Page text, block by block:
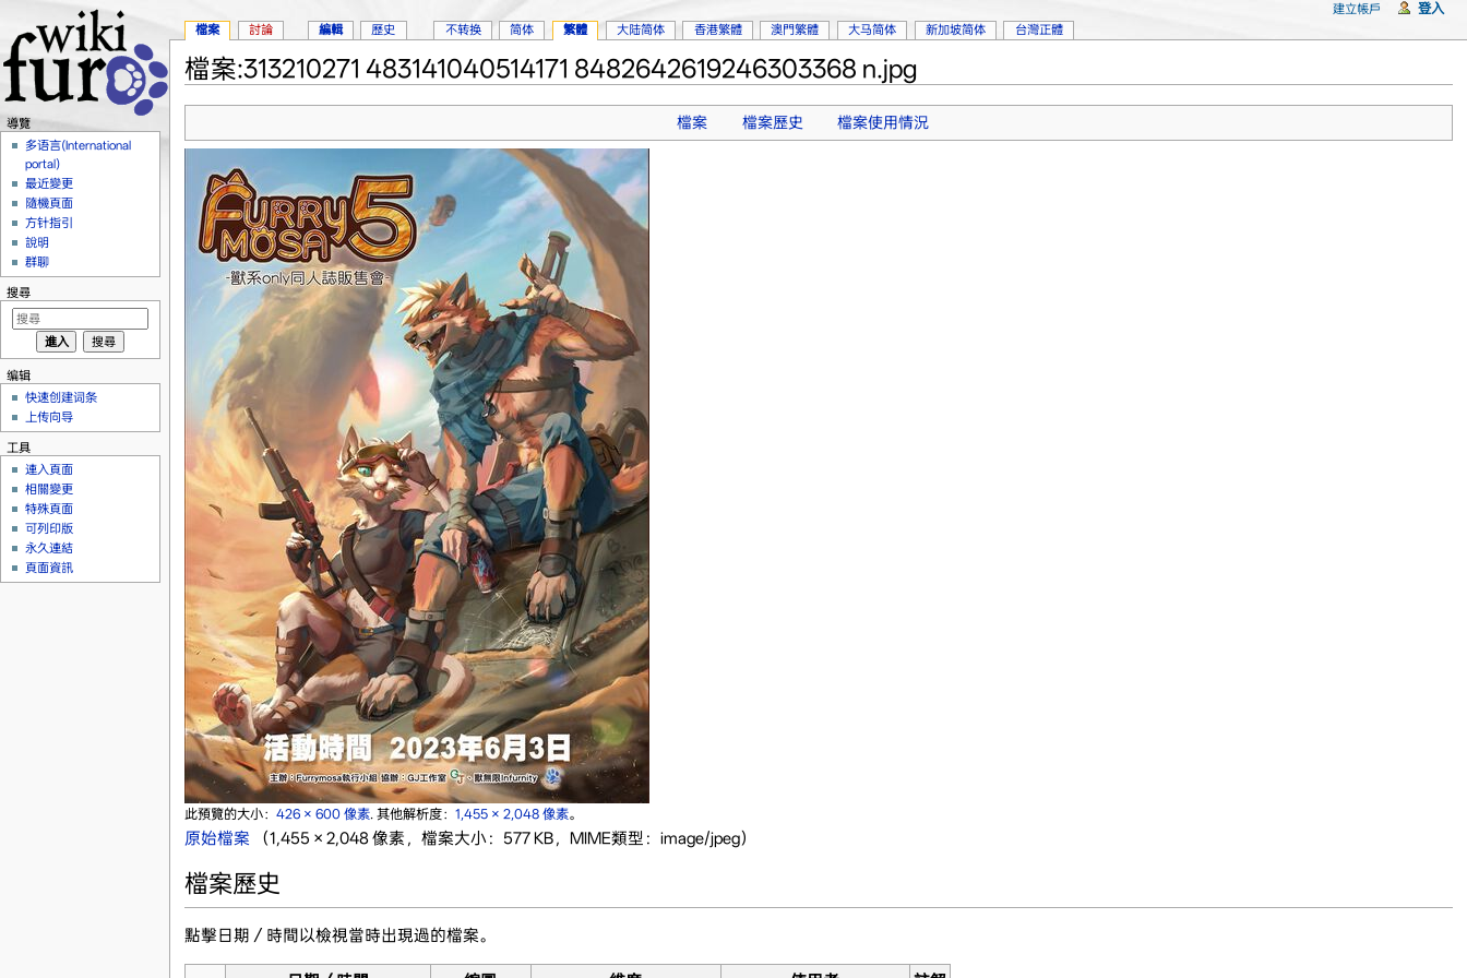
檔案:313210271 483141040514171 8482642619246303368 n.jpg
檔案 檔案歷史 檔案使用情況
此預覽的大小： 426 × 600 像素. 其他解析度： 1,455 × 2,048 像素。
原始檔案 （1,455 × 2,048 像素，檔案大小：577 KB，MIME類型：image/jpeg）
檔案歷史
點擊日期／時間以檢視當時出現過的檔案。
檔案 討論 編輯 歷史 不转换 简体 繁體 大陆简体 香港繁體 澳門繁體 大马简体 新加坡简体 台灣正體
建立帳戶 登入
導覽
多语言(International
portal)
最近變更
隨機頁面
方针指引
說明
群聊
搜尋
编辑
快速创建词条
上传向导
工具
連入頁面
相關變更
特殊頁面
可列印版
永久連結
頁面資訊